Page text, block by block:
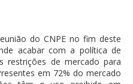
do CNPE no fim deste
acabar com a política de
restrições de mercado para
em 72% do mercado